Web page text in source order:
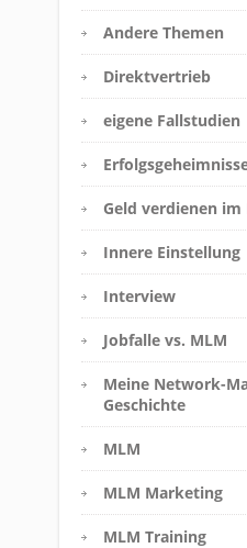
Andere Themen
Direktvertrieb
eigene Fallstudien
Geld verdienen
Innere Einstellung
Interview
Jobfalle vs. MLM
Meine Network-
Geschichte
MLM
MLM Marketing
MLM Training